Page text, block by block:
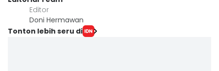
Editor
Doni Hermawan
Tonton lebih seru di